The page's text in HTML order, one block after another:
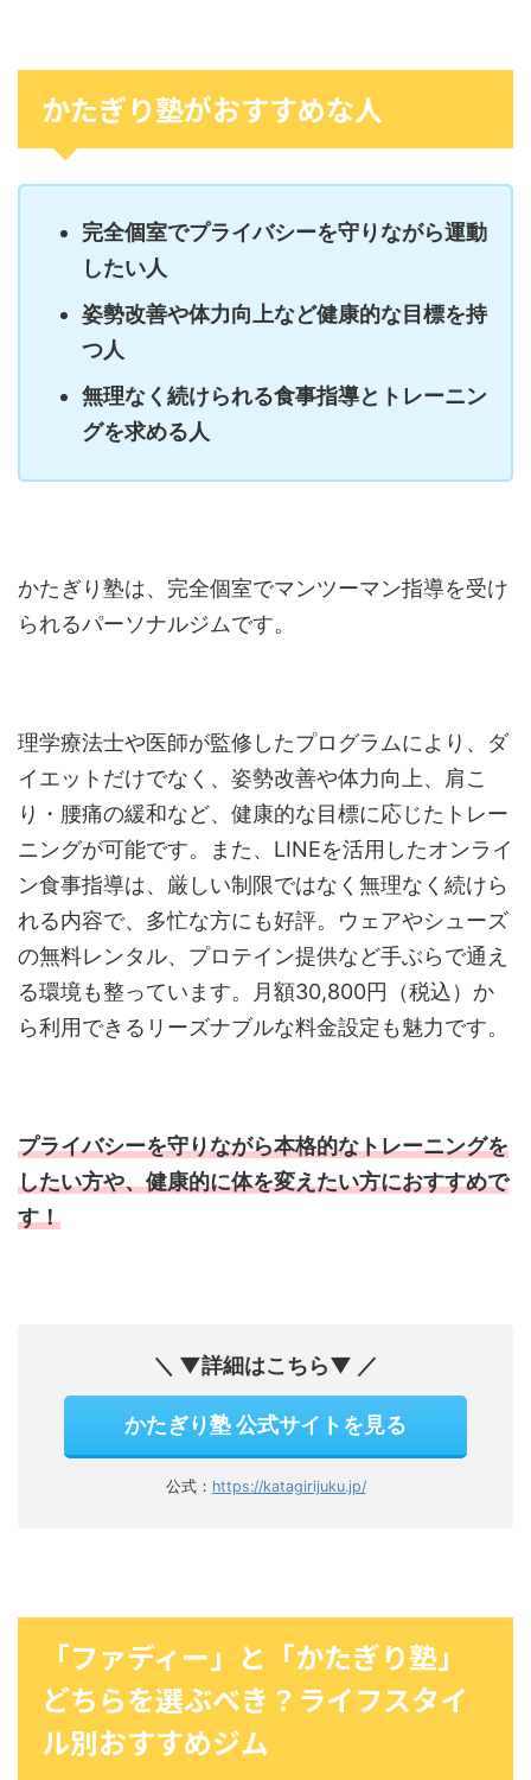
かたぎり塾がおすすめな人
完全個室でプライバシーを守りながら運動
したい人
姿勢改善や体力向上など健康的な目標を持
つ人
無理なく続けられる食事指導とトレーニン
グを求める人
かたぎり塾は、完全個室でマンツーマン指導を受け
られるパーソナルジムです。
理学療法士や医師が監修したプログラムにより、ダ
イエットだけでなく、姿勢改善や体力向上、肩こ
り・腰痛の緩和など、健康的な目標に応じたトレー
ニングが可能です。また、LINEを活用したオンライ
ン食事指導は、厳しい制限ではなく無理なく続けら
れる内容で、多忙な方にも好評。ウェアやシューズ
の無料レンタル、プロテイン提供など手ぶらで通え
る環境も整っています。月額30,800円（税込）か
ら利用できるリーズナブルな料金設定も魅力です。
プライバシーを守りながら本格的なトレーニングを
したい方や、健康的に体を変えたい方におすすめで
す！
＼ ▼詳細はこちら▼ ／
かたぎり塾 公式サイトを見る
公式： https://katagirijuku.jp/
「ファディー」と「かたぎり塾」
どちらを選ぶべき？ライフスタイ
ル別おすすめジム